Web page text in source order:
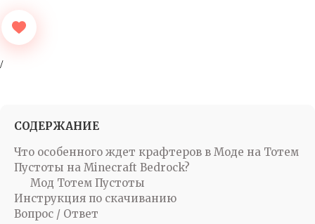
СОДЕРЖАНИЕ
Что особенного ждет крафтеров в Моде на Тотем
Пустоты на Minecraft Bedrock?
Мод Тотем Пустоты
Инструкция по скачиванию
Вопрос / Ответ